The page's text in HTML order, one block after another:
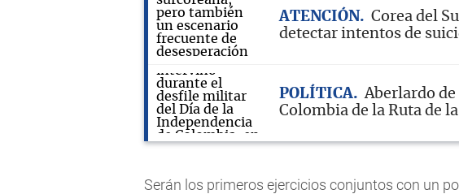
ATENCIÓN
Corea del
detectar intentos de
POLÍTICA
Aberlardo
Colombia de la Ruta de
Serán los primeros ejercicios conjuntos con un